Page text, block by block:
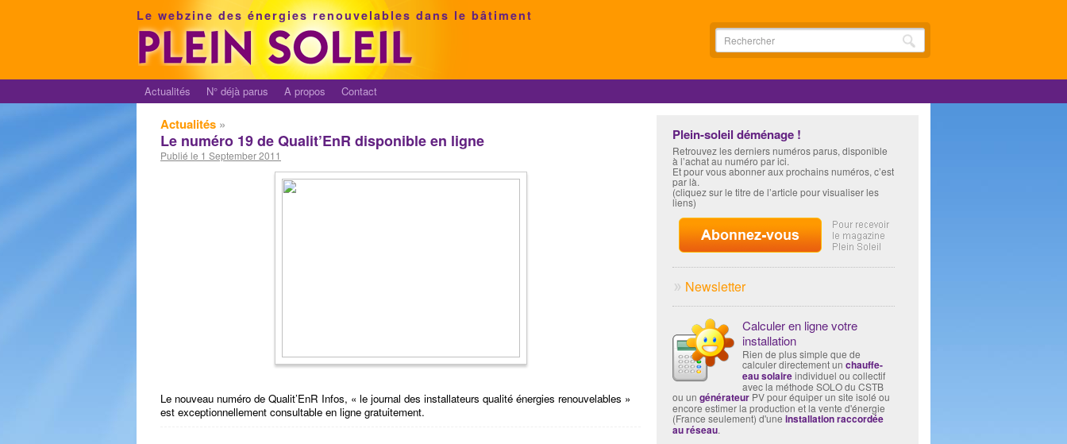
Le webzine des énergies renouvelables dans le bâtiment
Actualités N° déjà parus A propos Contact
Actualités »
Le numéro 19 de Qualit’EnR disponible en ligne
Publié le 1 September 2011
Le nouveau numéro de Qualit’EnR Infos, « le journal des installateurs qualité énergies renouvelables »
est exceptionnellement consultable en ligne gratuitement.
Plein-soleil déménage !
Retrouvez les derniers numéros parus, disponible
à l’achat au numéro par ici.
Et pour vous abonner aux prochains numéros, c’est
par là.
(cliquez sur le titre de l’article pour visualiser les
liens)
Newsletter
Calculer en ligne votre
installation
Rien de plus simple que de
calculer directement un chauffe-
eau solaireindividuel ou collectif
avec la méthode SOLO du CSTB
ou un générateur PV pour équiper un site isolé ou
encore estimer la production et la vente d'énergie
(France seulement) d'une installation raccordée
au réseau.